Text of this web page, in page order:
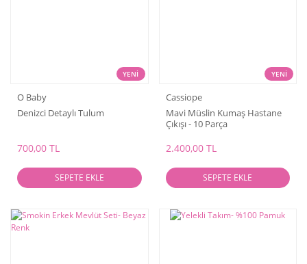
YENİ
O Baby
Denizci Detaylı Tulum
700,00 TL
SEPETE EKLE
YENİ
Cassiope
Mavi Müslin Kumaş Hastane
Çıkışı - 10 Parça
2.400,00 TL
SEPETE EKLE